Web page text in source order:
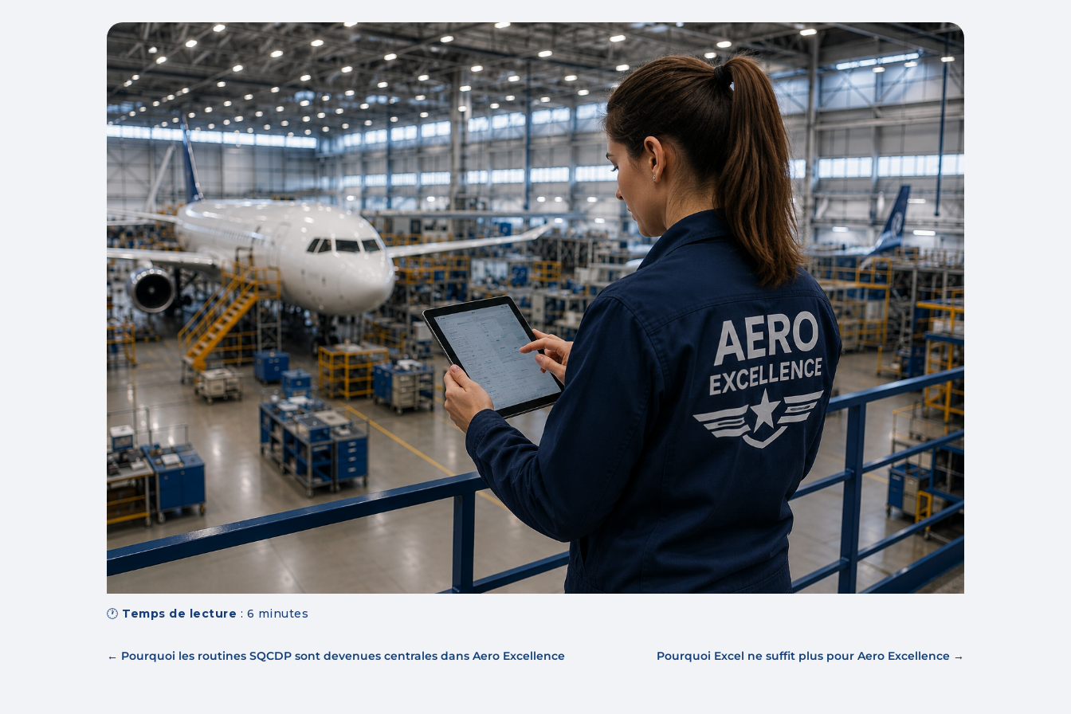
🕐 Temps de lecture : 6 minutes
← Pourquoi les routines SQCDP sont devenues centrales dans Aero Excellence Pourquoi Excel ne suffit plus pour Aero Excellence→